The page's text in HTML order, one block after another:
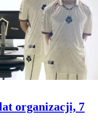
organizacji, 7